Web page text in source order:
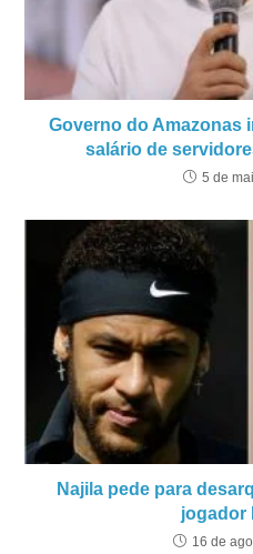
Governo do Amazonas
salário de
5 de
Najila pede para
jogador
16 de